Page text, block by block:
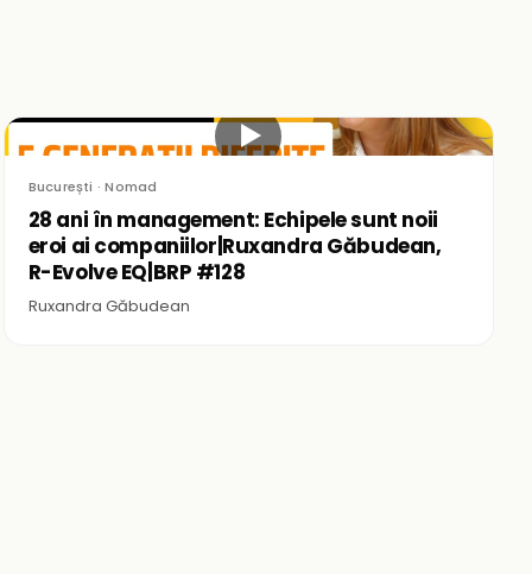
▶
București · Nomad
28 ani în management: Echipele sunt noii
eroi ai companiilor|Ruxandra Găbudean,
R-Evolve EQ|BRP #128
Ruxandra Găbudean